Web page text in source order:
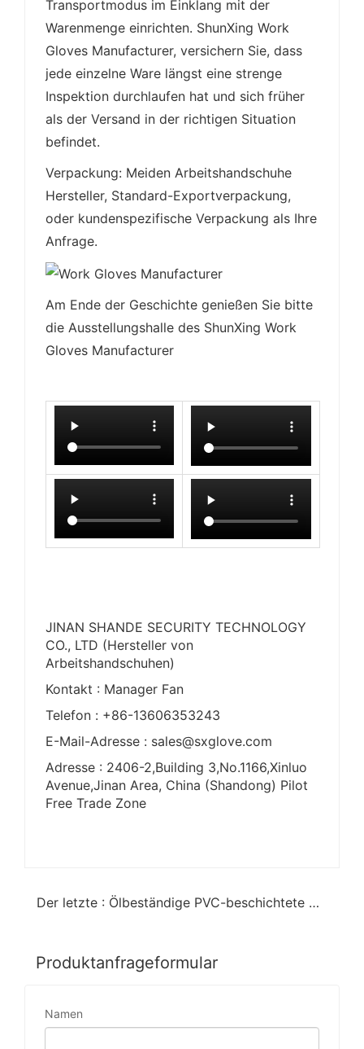
Transportmodus im Einklang mit der
Warenmenge einrichten. ShunXing Work
Gloves Manufacturer, versichern Sie, dass
jede einzelne Ware längst eine strenge
Inspektion durchlaufen hat und sich früher
als der Versand in der richtigen Situation
befindet.
Verpackung: Meiden Arbeitshandschuhe
Hersteller, Standard-Exportverpackung,
oder kundenspezifische Verpackung als Ihre
Anfrage.
Am Ende der Geschichte genießen Sie bitte
die Ausstellungshalle des ShunXing Work
Gloves Manufacturer
JINAN SHANDE SECURITY TECHNOLOGY
CO., LTD (Hersteller von
Arbeitshandschuhen)
Kontakt : Manager Fan
Telefon : +86-13606353243
E-Mail-Adresse : sales@sxglove.com
Adresse : 2406-2,Building 3,No.1166,Xinluo
Avenue,Jinan Area, China (Shandong) Pilot
Free Trade Zone
Der letzte : Ölbeständige PVC-beschichtete Handschuhe
Produktanfrageformular
Namen